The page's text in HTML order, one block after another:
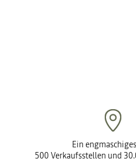
Ein
500 Verkaufsstellen und